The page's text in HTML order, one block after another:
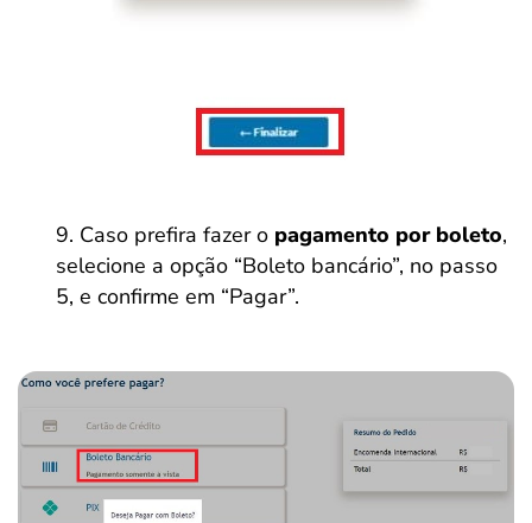
Caso prefira fazer o pagamento por boleto,
selecione a opção “Boleto bancário”, no passo
5, e confirme em “Pagar”.